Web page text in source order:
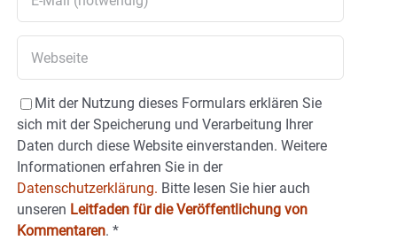
Mit der Nutzung dieses Formulars erklären Sie
sich mit der Speicherung und Verarbeitung Ihrer
Daten durch diese Website einverstanden. Weitere
Informationen erfahren Sie in der
Datenschutzerklärung. Bitte lesen Sie hier auch
unseren Leitfaden für die Veröffentlichung von
Kommentaren. *